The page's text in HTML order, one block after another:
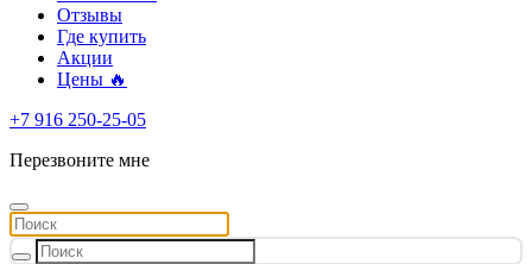
Отзывы
Где купить
Акции
Цены 🔥
+7 916 250-25-05
Перезвоните мне